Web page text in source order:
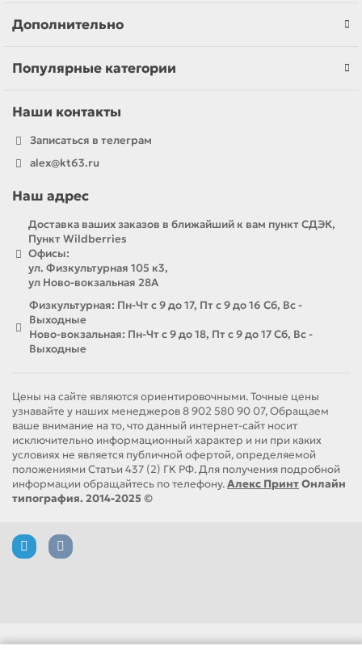
Дополнительно
Популярные категории
Наши контакты
Записаться в телеграм
alex@kt63.ru
Наш адрес
Доставка ваших заказов в ближайший к вам пункт СДЭК,
Пункт Wildberries
Офисы:
ул. Физкультурная 105 к3,
ул Ново-вокзальная 28А
Физкультурная: Пн-Чт с 9 до 17, Пт с 9 до 16 Сб, Вс -
Выходные
Ново-вокзальная: Пн-Чт с 9 до 18, Пт с 9 до 17 Сб, Вс -
Выходные
Цены на сайте являются ориентировочными. Точные цены
узнавайте у наших менеджеров 8 902 580 90 07, Обращаем
ваше внимание на то, что данный интернет-сайт носит
исключительно информационный характер и ни при каких
условиях не является публичной офертой, определяемой
положениями Статьи 437 (2) ГК РФ. Для получения подробной
информации обращайтесь по телефону.Алекс ПринтОнлайн
типография. 2014-2025 ©